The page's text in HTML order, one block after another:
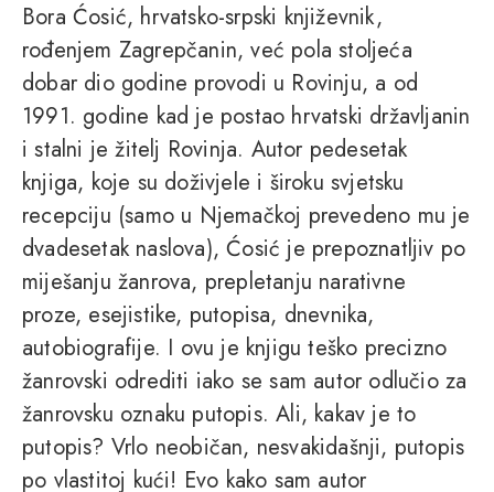
Bora Ćosić, hrvatsko-srpski književnik,
rođenjem Zagrepčanin, već pola stoljeća
dobar dio godine provodi u Rovinju, a od
1991. godine kad je postao hrvatski državljanin
i stalni je žitelj Rovinja. Autor pedesetak
knjiga, koje su doživjele i široku svjetsku
recepciju (samo u Njemačkoj prevedeno mu je
dvadesetak naslova), Ćosić je prepoznatljiv po
miješanju žanrova, prepletanju narativne
proze, esejistike, putopisa, dnevnika,
autobiografije. I ovu je knjigu teško precizno
žanrovski odrediti iako se sam autor odlučio za
žanrovsku oznaku putopis. Ali, kakav je to
putopis? Vrlo neobičan, nesvakidašnji, putopis
po vlastitoj kući! Evo kako sam autor